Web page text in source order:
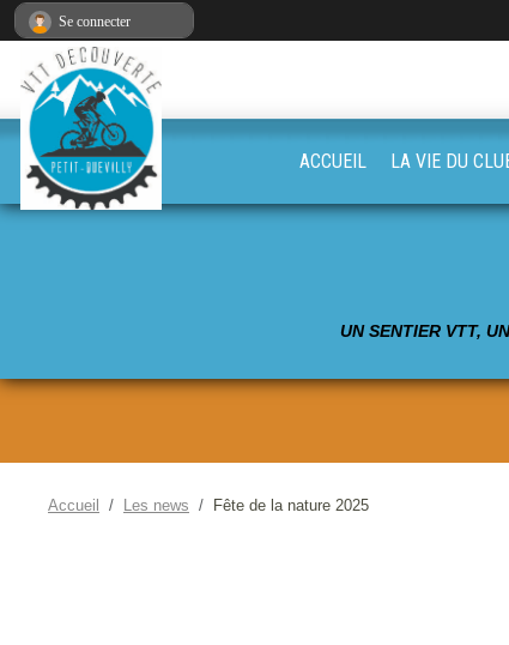
UN SENTIER VTT,
Accueil Les news Fête de la nature 2025
ACCUEIL LA VIE DU
Se connecter
Panneau de gestion des cookies